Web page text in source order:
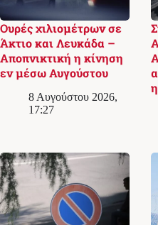
Ουρές χιλιομέτρων σε
Άκτιο και Λευκάδα –
Αποπνικτική η κίνηση
εν μέσω Αυγούστου
8 Αυγούστου 2026,
17:27